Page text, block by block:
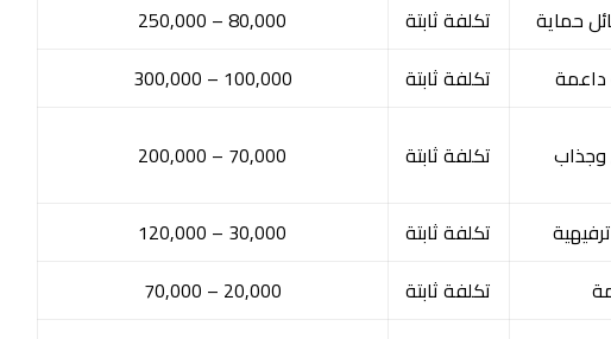
حماية تكلفة ثابتة
80,000 – 250,000
تكلفة ثابتة
100,000 – 300,000
تكلفة ثابتة 70,000 – 200,000
تكلفة ثابتة
30,000 – 120,000
تكلفة ثابتة
20,000 – 70,000